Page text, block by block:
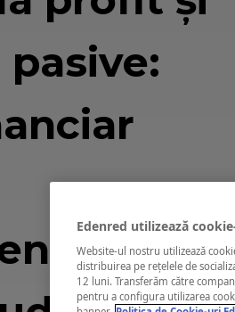
|
Edenred utilizează
Website-ul nostru utilizează
distribuirea pe rețelele de
12 luni. Transferăm către
pentru a configura utilizarea